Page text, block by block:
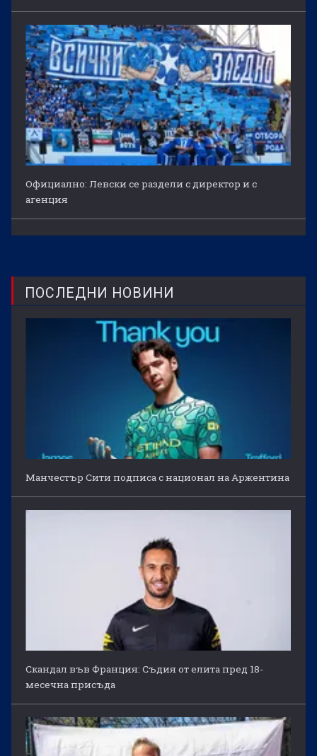
Официално: Левски се раздели с директор и с
агенция
ПОСЛЕДНИ НОВИНИ
Манчестър Сити подписа с национал на Аржентина
Скандал във Франция: Съдия от елита пред 18-
месечна присъда